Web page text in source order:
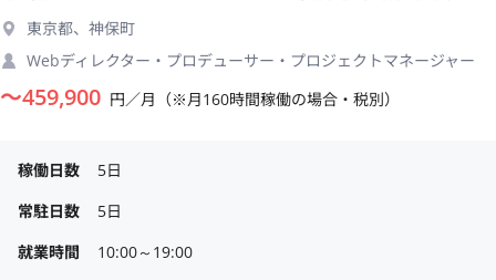
東京都、神保町
Webディレクター・プロデューサー・プロジェクトマネージャー
〜459,900 円／月（※月160時間稼働の場合・税別）
稼働日数
5日
常駐日数
5日
就業時間
10:00～19:00